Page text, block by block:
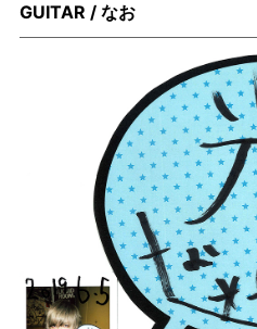
GUITAR / なお